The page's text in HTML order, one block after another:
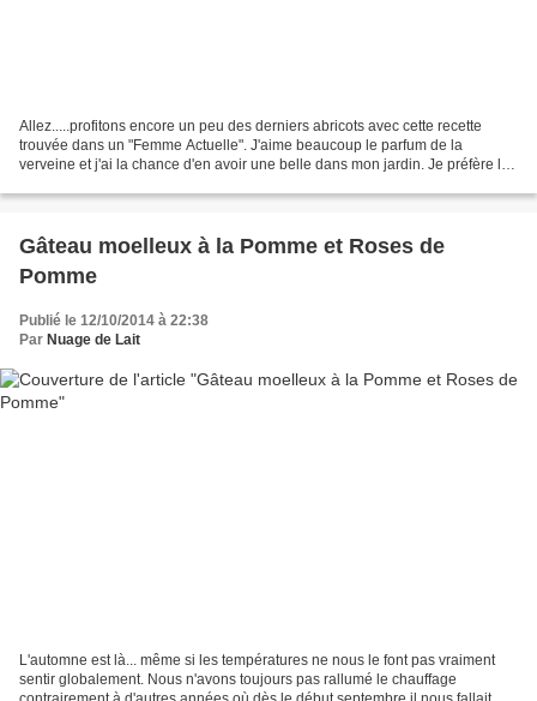
Allez.....profitons encore un peu des derniers abricots avec cette recette
trouvée dans un "Femme Actuelle". J'aime beaucoup le parfum de la
verveine et j'ai la chance d'en avoir une belle dans mon jardin. Je préfère la
Gâteau moelleux à la Pomme et Roses de
Pomme
Publié le 12/10/2014 à 22:38
Par Nuage de Lait
L'automne est là... même si les températures ne nous le font pas vraiment
sentir globalement. Nous n'avons toujours pas rallumé le chauffage